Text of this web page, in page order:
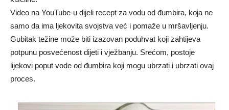
Video na YouTube-u dijeli recept za vodu od đumbira, koja ne
samo da ima ljekovita svojstva već i pomaže u mršavljenju.
Gubitak težine može biti izazovan poduhvat koji zahtijeva
potpunu posvećenost dijeti i vježbanju. Srećom, postoje
lijekovi poput vode od đumbira koji mogu ubrzati i ubrzati ovaj
proces.